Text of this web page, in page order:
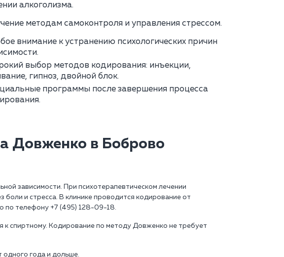
алкоголизма.
методам самоконтроля и управления стрессом.
внимание к устранению психологических причин
выбор методов кодирования: инъекции,
гипноз, двойной блок.
программы после завершения процесса
Довженко в Боброво
зависимости. При психотерапевтическом лечении
и стресса. В клинике проводится кодирование от
по телефону +7 (495) 128-09-18.
к спиртному. Кодирование по методу Довженко не требует
одного года и дольше.